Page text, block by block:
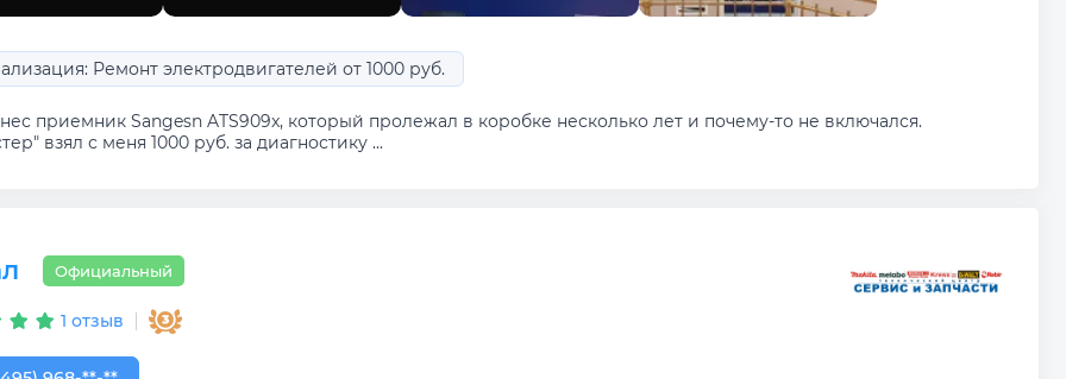
Ремонт электродвигателей от 1000 руб.
приемник Sangesn ATS909x, который пролежал в коробке несколько лет и почему-то не включался.
взял с меня 1000 руб. за диагностику ...
Официальный
1 отзыв